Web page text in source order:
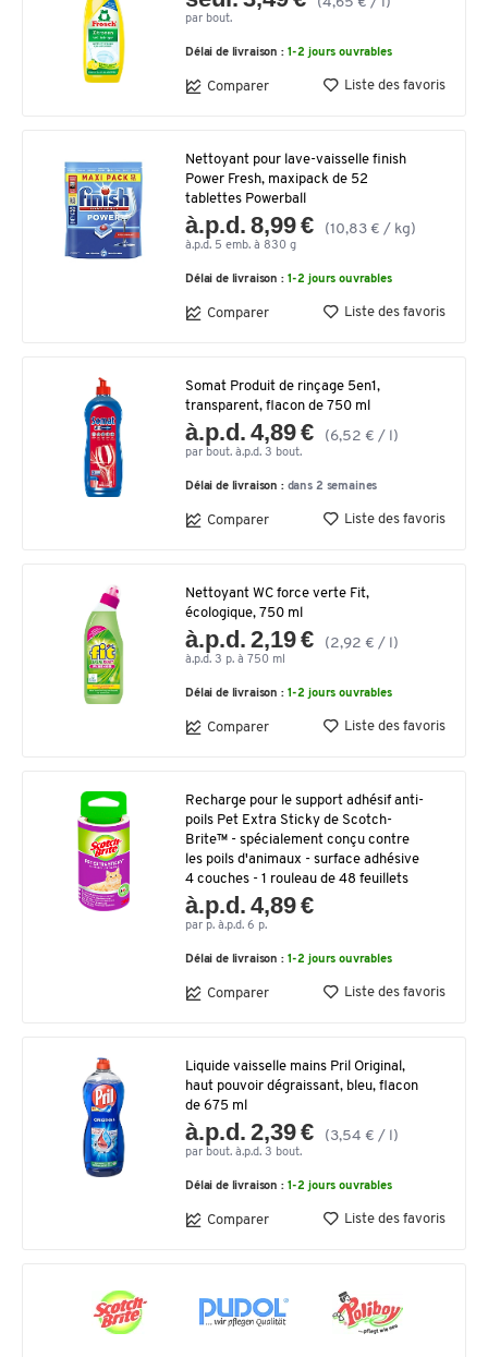
par bout.
Délai de livraison : 1-2 jours ouvrables
Comparer Liste des favoris
Nettoyant pour lave-vaisselle finish
Power Fresh, maxipack de 52
tablettes Powerball
à.p.d. 8,99 € (10,83 € / kg)
à.p.d. 5 emb. à 830 g
Délai de livraison : 1-2 jours ouvrables
Comparer Liste des favoris
Somat Produit de rinçage 5en1,
transparent, flacon de 750 ml
à.p.d. 4,89 € (6,52 € / l)
par bout. à.p.d. 3 bout.
Délai de livraison : dans 2 semaines
Comparer Liste des favoris
Nettoyant WC force verte Fit,
écologique, 750 ml
à.p.d. 2,19 € (2,92 € / l)
à.p.d. 3 p. à 750 ml
Délai de livraison : 1-2 jours ouvrables
Comparer Liste des favoris
Recharge pour le support adhésif anti-
poils Pet Extra Sticky de Scotch-
Brite™ - spécialement conçu contre
les poils d'animaux - surface adhésive
4 couches - 1 rouleau de 48 feuillets
à.p.d. 4,89 €
par p. à.p.d. 6 p.
Délai de livraison : 1-2 jours ouvrables
Comparer Liste des favoris
Liquide vaisselle mains Pril Original,
haut pouvoir dégraissant, bleu, flacon
de 675 ml
à.p.d. 2,39 € (3,54 € / l)
par bout. à.p.d. 3 bout.
Délai de livraison : 1-2 jours ouvrables
Comparer Liste des favoris